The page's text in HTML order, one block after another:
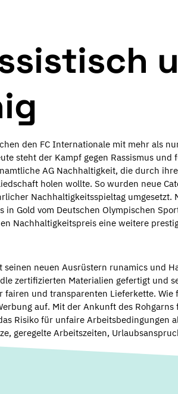
den FC Internationale mit mehr als
steht der Kampf gegen Rassismus
AG Nachhaltigkeit, die durch
holen wollte. So wurden neue
Nachhaltigkeitsspieltag umgesetzt.
Gold vom Deutschen Olympischen
Nachhaltigkeitspreis eine weitere
neuen Ausrüstern runamics und
zertifizierten Materialien gefertigt und
fairen und transparenten Lieferkette.
auf. Mit der Ankunft des
Risiko für unfaire Arbeitsbedingungen
geregelte Arbeitszeiten,